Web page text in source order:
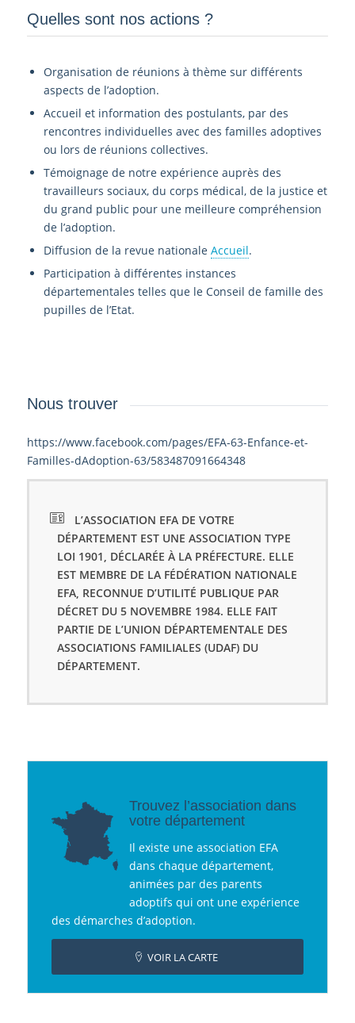
Quelles sont nos actions ?
Organisation de réunions à thème sur différents
aspects de l’adoption.
Accueil et information des postulants, par des
rencontres individuelles avec des familles adoptives
ou lors de réunions collectives.
Témoignage de notre expérience auprès des
travailleurs sociaux, du corps médical, de la justice et
du grand public pour une meilleure compréhension
de l’adoption.
Diffusion de la revue nationale Accueil.
Participation à différentes instances
départementales telles que le Conseil de famille des
pupilles de l’Etat.
Nous trouver
https://www.facebook.com/pages/EFA-63-Enfance-et-
Familles-dAdoption-63/583487091664348
L’ASSOCIATION EFA DE VOTRE
DÉPARTEMENT EST UNE ASSOCIATION TYPE
LOI 1901, DÉCLARÉE À LA PRÉFECTURE. ELLE
EST MEMBRE DE LA FÉDÉRATION NATIONALE
EFA, RECONNUE D’UTILITÉ PUBLIQUE PAR
DÉCRET DU 5 NOVEMBRE 1984. ELLE FAIT
PARTIE DE L’UNION DÉPARTEMENTALE DES
ASSOCIATIONS FAMILIALES (UDAF) DU
DÉPARTEMENT.
Trouvez l’association dans
votre département
Il existe une association EFA
dans chaque département,
animées par des parents
adoptifs qui ont une expérience
des démarches d’adoption.
VOIR LA CARTE